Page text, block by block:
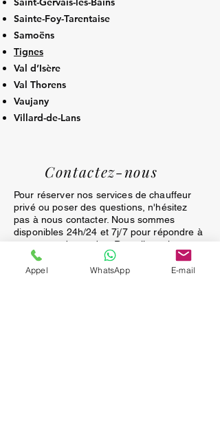
Sainte-Foy-Tarentaise
Samoëns
Tignes
Val d’Isère
Val Thorens
Vaujany
Villard-de-Lans
Contactez-nous
Pour réserver nos services de chauffeur
privé ou poser des questions, n'hésitez
pas à nous contacter. Nous sommes
disponibles 24h/24 et 7j/7 pour répondre à
toutes vos demandes. Remplissez le
formulaire ci-dessous ou appelez-nous
directement pour une assistance
Appel WhatsApp E-mail